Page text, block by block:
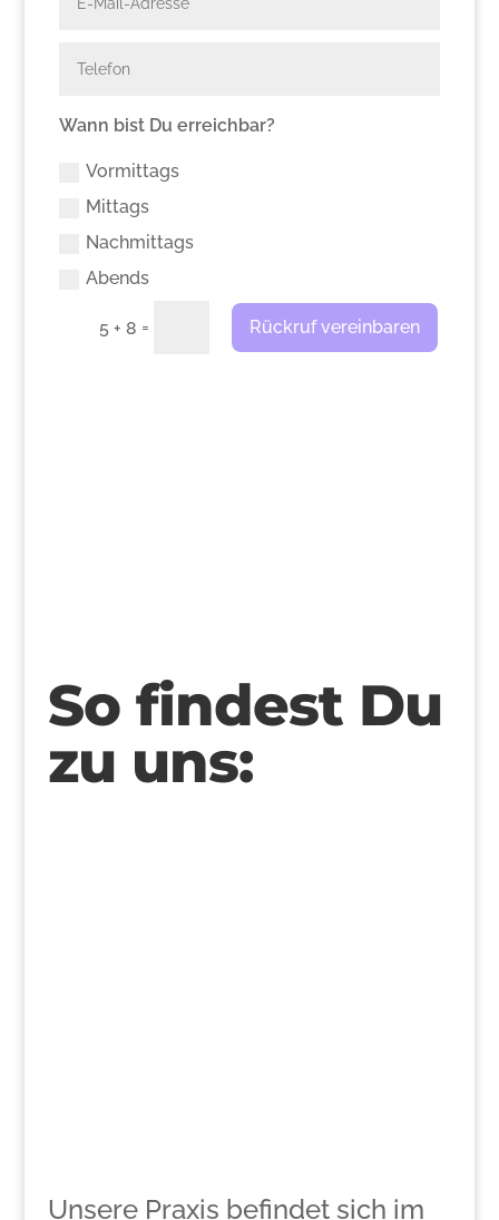
Wann bist Du erreichbar?
Vormittags
Mittags
Nachmittags
Abends
5 + 8 = Rückruf vereinbaren
So findest Du
zu uns:
Unsere Praxis befindet sich im